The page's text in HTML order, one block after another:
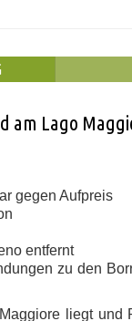
am Lago
gegen Aufpreis
entfernt
zu den
liegt und